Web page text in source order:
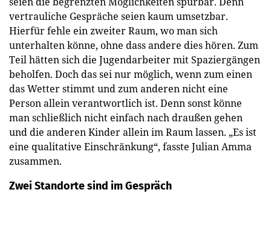
vertrauliche Gespräche seien kaum umsetzbar.
Hierfür fehle ein zweiter Raum, wo man sich
unterhalten könne, ohne dass andere dies hören. Zum
Teil hätten sich die Jugendarbeiter mit Spaziergängen
beholfen. Doch das sei nur möglich, wenn zum einen
das Wetter stimmt und zum anderen nicht eine
Person allein verantwortlich ist. Denn sonst könne
man schließlich nicht einfach nach draußen gehen
und die anderen Kinder allein im Raum lassen. „Es ist
eine qualitative Einschränkung“, fasste Julian Amma
zusammen.
Zwei Standorte sind im Gespräch